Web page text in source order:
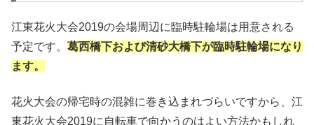
江東花火大会2019の会場周辺に臨時駐輪場は用意される
予定です。 葛西橋下および清砂大橋下が臨時駐輪場になり
ます。
花火大会の帰宅時の混雑に巻き込まれづらいですから、江
東花火大会2019に自転車で向かうのはよい方法かもしれ